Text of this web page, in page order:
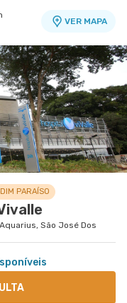
VER MAPA
PARAÍSO
São José Dos